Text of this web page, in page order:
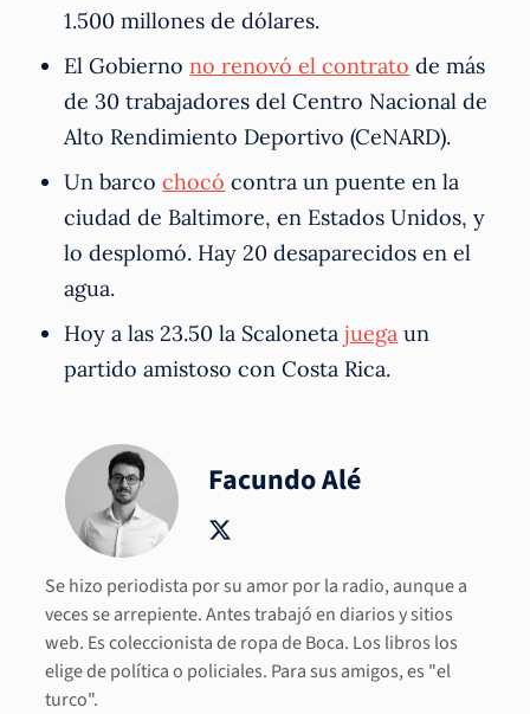
1.500 millones de dólares.
El Gobiernono renovó el contrato de más
de 30 trabajadores del Centro Nacional de
Alto Rendimiento Deportivo (CeNARD).
Un barcochocó contra un puente en la
ciudad de Baltimore, en Estados Unidos, y
lo desplomó. Hay 20 desaparecidos en el
agua.
Hoy a las 23.50 la Scalonetajuega un
partido amistoso con Costa Rica.
Facundo Alé
Se hizo periodista por su amor por la radio, aunque a
veces se arrepiente. Antes trabajó en diarios y sitios
web. Es coleccionista de ropa de Boca. Los libros los
elige de política o policiales. Para sus amigos, es "el
turco".